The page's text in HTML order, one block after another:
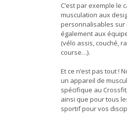
C’est par exemple le
musculation aux
personnalisables sur
également aux
(vélo assis, couché,
course…).
Et ce n’est pas tout !
un appareil de
spécifique au
ainsi que pour tous
sportif pour vos